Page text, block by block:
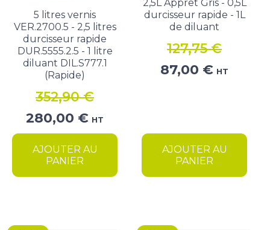
5 litres vernis
VER.2700.5 - 2,5 litres
durcisseur rapide
DUR.5555.2.5 - 1 litre
diluant DIL.S777.1
(Rapide)
352,90€
Le
initial
était :
352,90 €.
280,00 €Le
actuel
280,00 €.
HT
AJOUTER AU
PANIER
2,5L Apprêt Gris - 0,5L
durcisseur rapide - 1L
de diluant
127,75€
Le
87,00 €Le
HT
AJOUTER AU
PANIER